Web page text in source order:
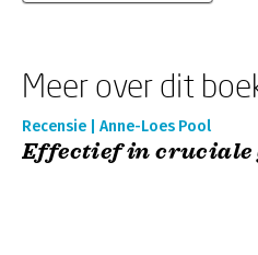
Meer over dit
Recensie | Anne-Loes Pool
Effectief in cruciale